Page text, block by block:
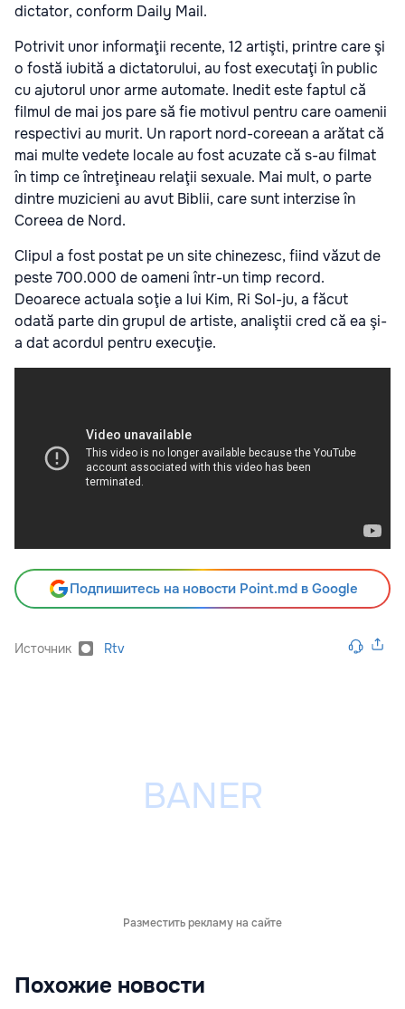
dictator, conform Daily Mail.
Potrivit unor informaţii recente, 12 artişti, printre care şi
o fostă iubită a dictatorului, au fost executaţi în public
cu ajutorul unor arme automate. Inedit este faptul că
filmul de mai jos pare să fie motivul pentru care oamenii
respectivi au murit. Un raport nord-coreean a arătat că
mai multe vedete locale au fost acuzate că s-au filmat
în timp ce întreţineau relaţii sexuale. Mai mult, o parte
dintre muzicieni au avut Biblii, care sunt interzise în
Coreea de Nord.
Clipul a fost postat pe un site chinezesc, fiind văzut de
peste 700.000 de oameni într-un timp record.
Deoarece actuala soţie a lui Kim, Ri Sol-ju, a făcut
odată parte din grupul de artiste, analiştii cred că ea şi-
a dat acordul pentru execuţie.
Подпишитесь на новости Point.md в Google
Источник Rtv
Разместить рекламу на сайте
Похожие новости